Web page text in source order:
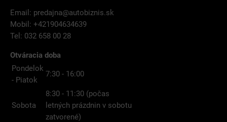
Email: predajna@autobiznis.sk
Mobil: +421904634639
Tel: 032 658 00 28
Otváracia doba
Pondelok
- Piatok
7:30 - 16:00
Sobota
8:30 - 11:30 (počas
letných prázdnin v sobotu
zatvorené)